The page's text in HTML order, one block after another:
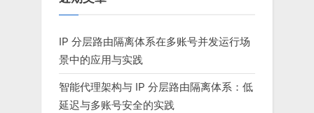
IP 分层路由隔离体系在多账号并发运行场
景中的应用与实践
智能代理架构与 IP 分层路由隔离体系：低
延迟与多账号安全的实践